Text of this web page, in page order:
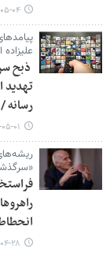
۱۴۰۵-
ذبح
تهدید
رسانه
۱۴۰۵-
۱۴۰۵-